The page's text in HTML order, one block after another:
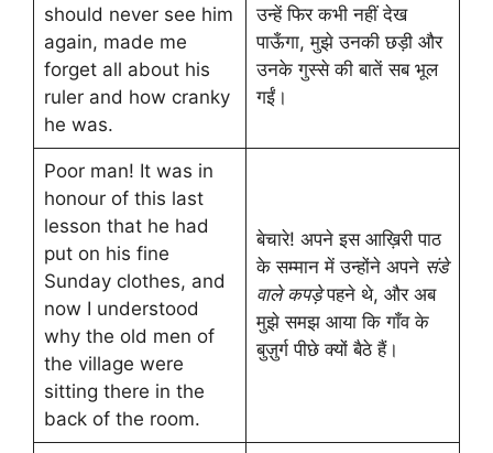
should never see him
again, made me
forget all about his
ruler and how cranky
he was.
उन्हें फिर कभी नहीं देख
पाऊँगा, मुझे उनकी छड़ी और
उनके गुस्से की बातें सब भूल
गईं।
Poor man! It was in
honour of this last
lesson that he had
put on his fine
Sunday clothes, and
now I understood
why the old men of
the village were
sitting there in the
back of the room.
बेचारे! अपने इस आख़िरी पाठ
के सम्मान में उन्होंने अपने संडे
वाले कपड़ेपहने थे, और अब
मुझे समझ आया कि गाँव के
बुज़ुर्ग पीछे क्यों बैठे हैं।